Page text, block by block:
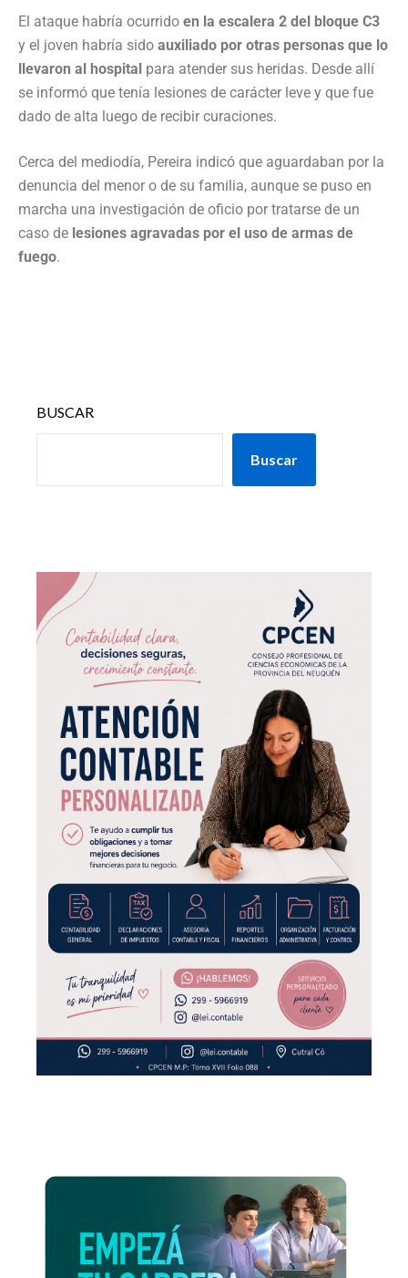
El ataque habría ocurrido en la escalera 2 del bloque C3
y el joven habría sido auxiliado por otras personas que lo
llevaron al hospital para atender sus heridas. Desde allí
se informó que tenía lesiones de carácter leve y que fue
dado de alta luego de recibir curaciones.
Cerca del mediodía, Pereira indicó que aguardaban por la
denuncia del menor o de su familia, aunque se puso en
marcha una investigación de oficio por tratarse de un
caso de lesiones agravadas por el uso de armas de
fuego.
BUSCAR
Buscar